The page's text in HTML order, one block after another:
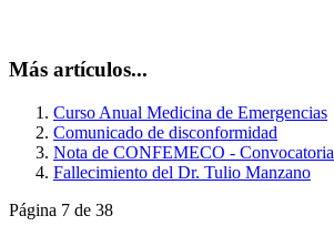
Más artículos...
Curso Anual Medicina de Emergencias
Comunicado de disconformidad
Nota de CONFEMECO - Convocatoria
Fallecimiento del Dr. Tulio Manzano
Página 7 de 38